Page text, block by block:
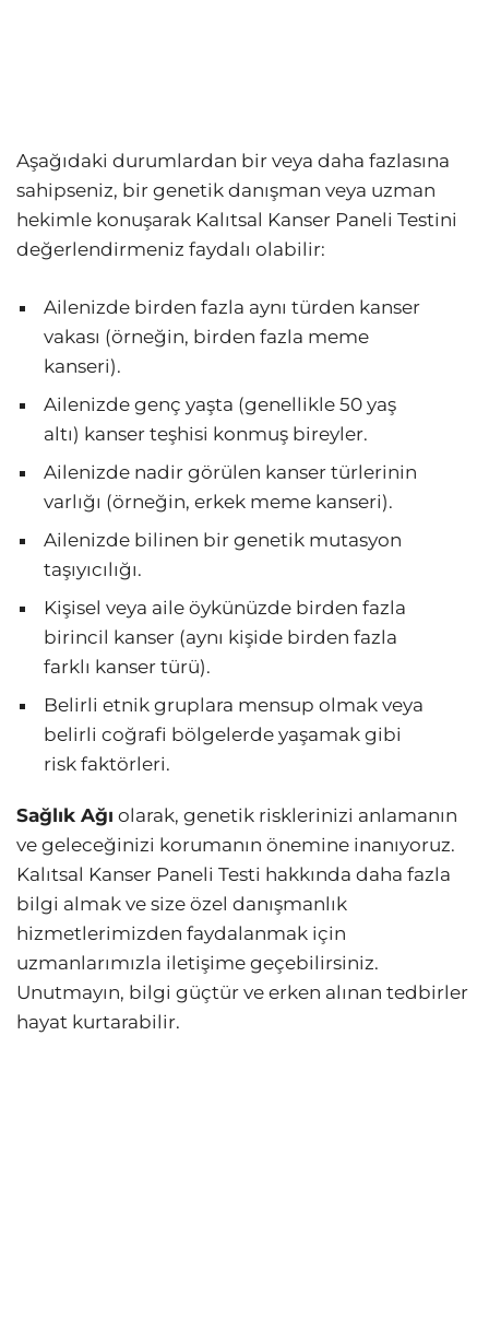
Aşağıdaki durumlardan bir veya daha fazlasına
sahipseniz, bir genetik danışman veya uzman
hekimle konuşarak Kalıtsal Kanser Paneli Testini
değerlendirmeniz faydalı olabilir:
Ailenizde birden fazla aynı türden kanser
vakası (örneğin, birden fazla meme
kanseri).
Ailenizde genç yaşta (genellikle 50 yaş
altı) kanser teşhisi konmuş bireyler.
Ailenizde nadir görülen kanser türlerinin
varlığı (örneğin, erkek meme kanseri).
Ailenizde bilinen bir genetik mutasyon
taşıyıcılığı.
Kişisel veya aile öykünüzde birden fazla
birincil kanser (aynı kişide birden fazla
farklı kanser türü).
Belirli etnik gruplara mensup olmak veya
belirli coğrafi bölgelerde yaşamak gibi
risk faktörleri.
Sağlık Ağı olarak, genetik risklerinizi anlamanın
ve geleceğinizi korumanın önemine inanıyoruz.
Kalıtsal Kanser Paneli Testi hakkında daha fazla
bilgi almak ve size özel danışmanlık
hizmetlerimizden faydalanmak için
uzmanlarımızla iletişime geçebilirsiniz.
Unutmayın, bilgi güçtür ve erken alınan tedbirler
hayat kurtarabilir.